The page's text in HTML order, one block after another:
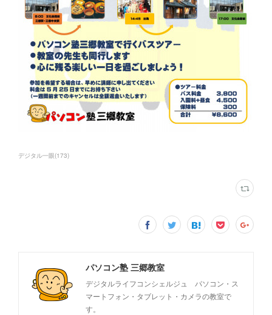
デジタル一眼(173)
パソコン塾 三郷教室
デジタルライフコンシェルジュ パソコン・ス
マートフォン・タブレット・カメラの教室で
す。